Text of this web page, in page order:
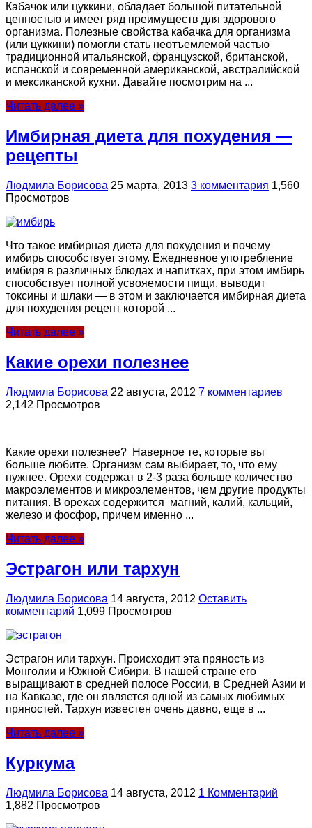
Кабачок или цуккини, обладает большой питательной
ценностью и имеет ряд преимуществ для здорового
организма. Полезные свойства кабачка для организма
(или цуккини) помогли стать неотъемлемой частью
традиционной итальянской, французской, британской,
испанской и современной американской, австралийской
и мексиканской кухни. Давайте посмотрим на ...
Читать далее »
Имбирная диета для похудения —
рецепты
Людмила Борисова 25 марта, 2013 3 комментария 1,560
Просмотров
Что такое имбирная диета для похудения и почему
имбирь способствует этому. Ежедневное употребление
имбиря в различных блюдах и напитках, при этом имбирь
способствует полной усвояемости пищи, выводит
токсины и шлаки — в этом и заключается имбирная диета
для похудения рецепт которой ...
Читать далее »
Какие орехи полезнее
Людмила Борисова 22 августа, 2012 7 комментариев
2,142 Просмотров
Какие орехи полезнее? Наверное те, которые вы
больше любите. Организм сам выбирает, то, что ему
нужнее. Орехи содержат в 2-3 раза больше количество
макроэлементов и микроэлементов, чем другие продукты
питания. В орехах содержится магний, калий, кальций,
же­лезо и фосфор, причем именно ...
Читать далее »
Эстрагон или тархун
Людмила Борисова 14 августа, 2012 Оставить
комментарий 1,099 Просмотров
Эстрагон или тархун. Происходит эта пряность из
Монголии и Южной Сибири. В нашей стране его
выращивают в средней полосе России, в Средней Азии и
на Кавказе, где он является одной из самых любимых
пряностей. Тархун известен очень давно, еще в ...
Читать далее »
Куркума
Людмила Борисова 14 августа, 2012 1 Комментарий
1,882 Просмотров